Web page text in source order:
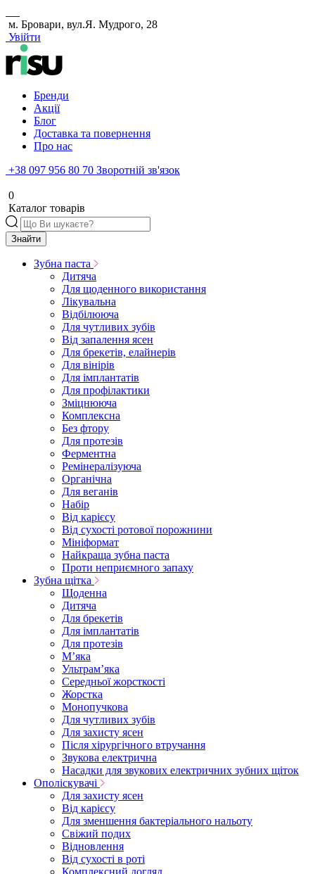
м. Бровари, вул.Я. Мудрого, 28
Увійти
Бренди
Акції
Блог
Доставка та повернення
Про нас
+38 097 956 80 70 Зворотній зв'язок
0
Каталог товарів
Знайти
Зубна паста
Дитяча
Для щоденного використання
Лікувальна
Відбілююча
Для чутливих зубів
Від запалення ясен
Для брекетів, елайнерів
Для вінірів
Для імплантатів
Для профілактики
Зміцнююча
Комплексна
Без фтору
Для протезів
Ферментна
Ремінералізуюча
Органічна
Для веганів
Набір
Від карієсу
Від сухості ротової порожнини
Мініформат
Найкраща зубна паста
Проти неприємного запаху
Зубна щітка
Щоденна
Дитяча
Для брекетів
Для імплантатів
Для протезів
Мʼяка
Ультрамʼяка
Середньої жорсткості
Жорстка
Монопучкова
Для чутливих зубів
Для захисту ясен
Після хірургічного втручання
Звукова електрична
Насадки для звукових електричних зубних щіток
Ополіскувачі
Для захисту ясен
Від карієсу
Для зменшення бактеріального нальоту
Свіжий подих
Відновлення
Від сухості в роті
Комплексний догляд